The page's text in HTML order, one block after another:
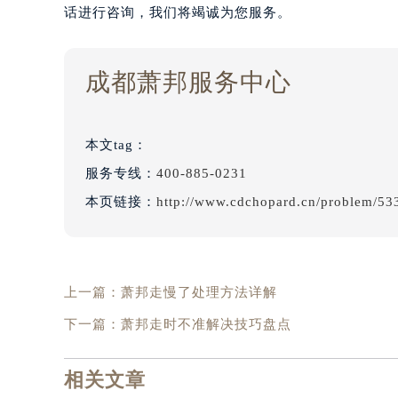
话进行咨询，我们将竭诚为您服务。
成都萧邦服务中心
本文tag：
服务专线： 400-885-0231
本页链接： http://www.cdchopard.cn/problem/
上一篇： 萧邦走慢了处理方法详解
下一篇： 萧邦走时不准解决技巧盘点
相关文章